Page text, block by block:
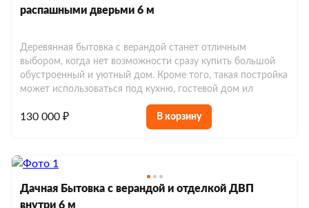
распашными дверьми 6 м
Деревянная бытовка с верандой станет отличным
выбором, когда нет возможности сразу купить большой
обустроенный и уютный дом. Кроме того, такая постройка
может использоваться под кухню, гостевой дом ил
130 000 ₽ В корзину
Дачная Бытовка с верандой и отделкой ДВП
внутри 6 м